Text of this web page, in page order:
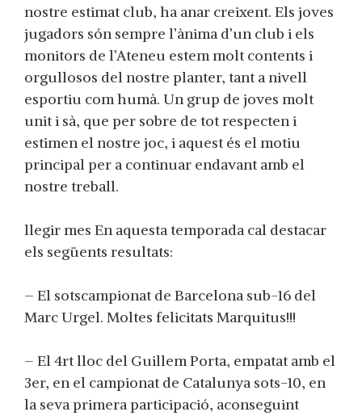
nostre estimat club, ha anar creixent. Els joves
jugadors són sempre l’ànima d’un club i els
monitors de l’Ateneu estem molt contents i
orgullosos del nostre planter, tant a nivell
esportiu com humà. Un grup de joves molt
unit i sà, que per sobre de tot respecten i
estimen el nostre joc, i aquest és el motiu
principal per a continuar endavant amb el
nostre treball.
llegir mes En aquesta temporada cal destacar
els següents resultats:
– El sotscampionat de Barcelona sub-16 del
Marc Urgel. Moltes felicitats Marquitus!!!
– El 4rt lloc del Guillem Porta, empatat amb el
3er, en el campionat de Catalunya sots-10, en
la seva primera participació, aconseguint